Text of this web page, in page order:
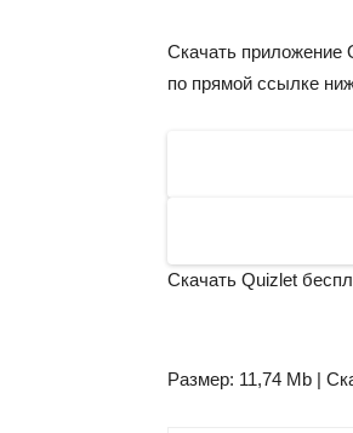
Скачать приложение
по прямой ссылке
Скачать Quizlet
Размер: 11,74 Mb |